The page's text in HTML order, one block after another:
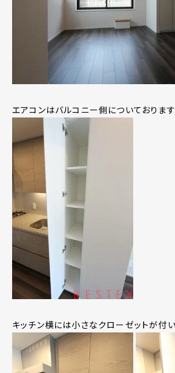
エアコンはバルコニー側についております
キッチン横には小さなクローゼットが付い